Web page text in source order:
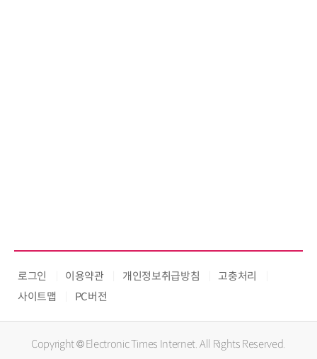
로그인 이용약관 개인정보취급방침
고충처리
사이트맵
PC버전
Copyright © Electronic Times Internet. All Rights Reserved.